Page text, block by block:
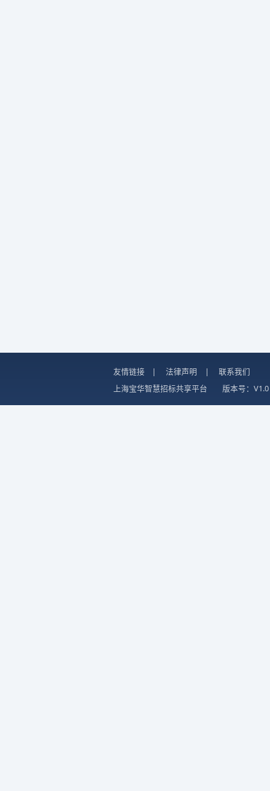
友情链接 | 法律声明 |
联系我们
上海宝华智慧招标共享平台
版本号：V1.0